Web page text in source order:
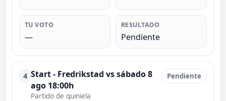
TU VOTO
—
RESULTADO
Pendiente
4 Start - Fredrikstad vs sábado 8
ago 18:00h
Partido de quiniela
Pendiente